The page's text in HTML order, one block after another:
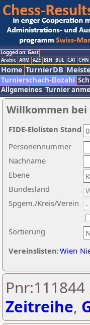
Logged on: Gast
Arabic ARM AZE BIH BUL CAT CHN
Home TurnierDB
Turnierschach-Elozahl
Allgemeines Turnier
Willkommen bei
Nachname
Ebene
Sortierung
Personennummer
Bundesland
Spgem./Kreis/Verein
Vereinslisten:Wien
FIDE-Elolisten Stand
Zeitreihe,